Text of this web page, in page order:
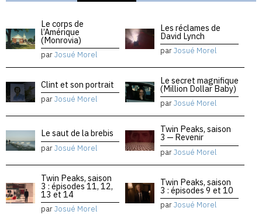
Le corps de
l’Amérique
(Monrovia)
parJosué Morel
Les réclames de
David Lynch
parJosué Morel
Clint et son portrait
parJosué Morel
Le secret magnifique
(Million Dollar Baby)
parJosué Morel
Le saut de la brebis
parJosué Morel
Twin Peaks, saison
3 — Revenir
parJosué Morel
Twin Peaks, saison
3 : épisodes 11, 12,
13 et 14
parJosué Morel
Twin Peaks, saison
3 : épisodes 9 et 10
parJosué Morel